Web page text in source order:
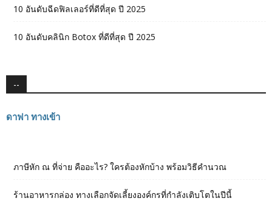
10 อันดับฉีดฟิลเลอร์ที่ดีที่สุด ปี 2025
10 อันดับคลินิก Botox ที่ดีที่สุด ปี 2025
--
ดาฟา ทางเข้า
ภาษีหัก ณ ที่จ่าย คืออะไร? ใครต้องหักบ้าง พร้อมวิธีคำนวณ
ร้านอาหารกล่อง ทางเลือกจัดเลี้ยงองค์กรที่กำลังเติบโตในปีนี้